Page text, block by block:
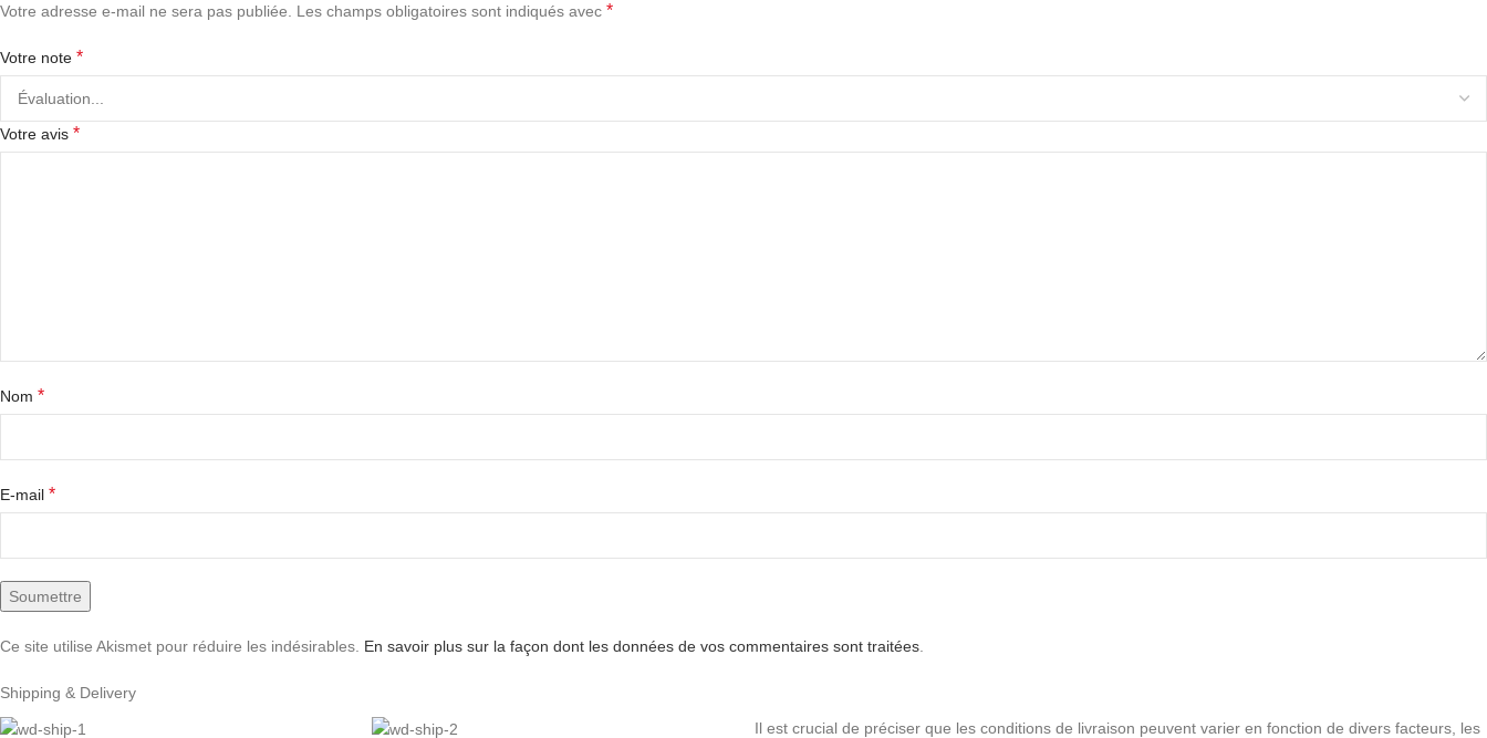
Votre adresse e-mail ne sera pas publiée. Les champs obligatoires sont indiqués avec *
Votre note *
Votre avis *
Nom *
E-mail *
Ce site utilise Akismet pour réduire les indésirables. En savoir plus sur la façon dont les données de vos commentaires sont traitées
Shipping & Delivery
Il est crucial de préciser que les conditions de livraison peuvent varier en fonction de divers facteurs, les